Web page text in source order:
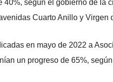
según el gobierno de la
Cuarto Anillo y Virgen
en mayo de 2022 a
un progreso de 65%,